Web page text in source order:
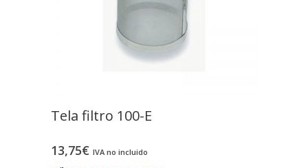
Tela filtro 100-E
13,75€ IVA no incluido